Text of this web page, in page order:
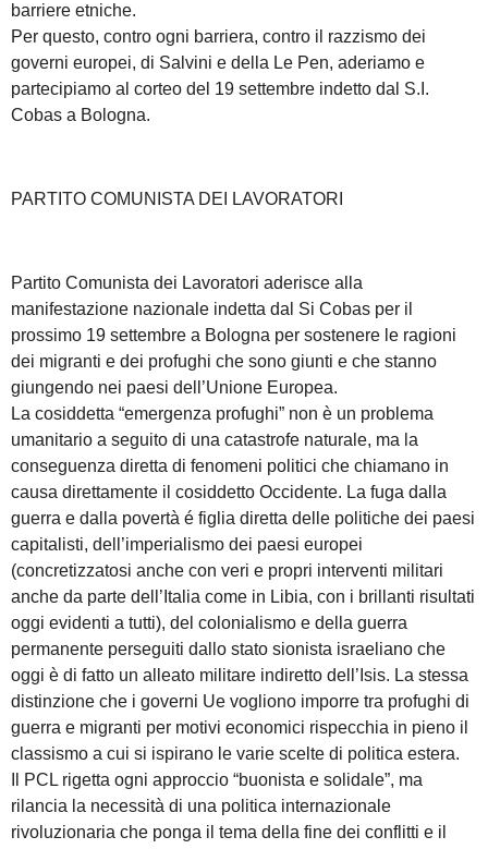
barriere etniche.
Per questo, contro ogni barriera, contro il razzismo dei
governi europei, di Salvini e della Le Pen, aderiamo e
partecipiamo al corteo del 19 settembre indetto dal S.I.
Cobas a Bologna.
PARTITO COMUNISTA DEI LAVORATORI
Partito Comunista dei Lavoratori aderisce alla
manifestazione nazionale indetta dal Si Cobas per il
prossimo 19 settembre a Bologna per sostenere le ragioni
dei migranti e dei profughi che sono giunti e che stanno
giungendo nei paesi dell’Unione Europea.
La cosiddetta “emergenza profughi” non è un problema
umanitario a seguito di una catastrofe naturale, ma la
conseguenza diretta di fenomeni politici che chiamano in
causa direttamente il cosiddetto Occidente. La fuga dalla
guerra e dalla povertà é figlia diretta delle politiche dei paesi
capitalisti, dell’imperialismo dei paesi europei
(concretizzatosi anche con veri e propri interventi militari
anche da parte dell’Italia come in Libia, con i brillanti risultati
oggi evidenti a tutti), del colonialismo e della guerra
permanente perseguiti dallo stato sionista israeliano che
oggi è di fatto un alleato militare indiretto dell’Isis. La stessa
distinzione che i governi Ue vogliono imporre tra profughi di
guerra e migranti per motivi economici rispecchia in pieno il
classismo a cui si ispirano le varie scelte di politica estera.
Il PCL rigetta ogni approccio “buonista e solidale”, ma
rilancia la necessità di una politica internazionale
rivoluzionaria che ponga il tema della fine dei conflitti e il